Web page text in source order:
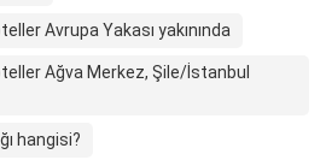
Avrupa Yakası yakınında
Ağva Merkez, Şile/İstanbul
hangisi?